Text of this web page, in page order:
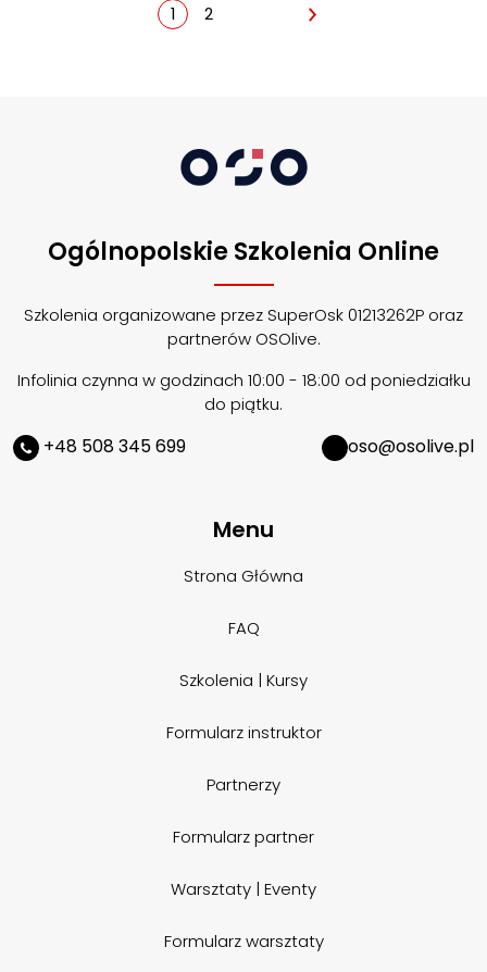
1 2
Ogólnopolskie Szkolenia Online
Szkolenia organizowane przez SuperOsk 01213262P oraz
partnerów OSOlive.
Infolinia czynna w godzinach 10:00 - 18:00 od poniedziałku
do piątku.
+48 508 345 699 oso@osolive.pl
Menu
Strona Główna
FAQ
Szkolenia | Kursy
Formularz instruktor
Partnerzy
Formularz partner
Warsztaty | Eventy
Formularz warsztaty